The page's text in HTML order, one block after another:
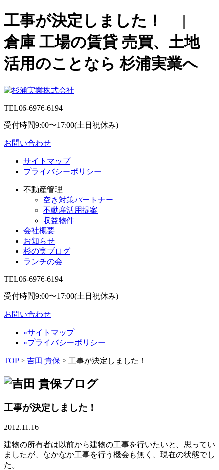
工事が決定しました！ |
倉庫 工場の賃貸 売買、土地
活用のことなら 杉浦実業へ
TEL06-6976-6194
受付時間9:00〜17:00(土日祝休み)
お問い合わせ
サイトマップ
プライバシーポリシー
不動産管理
空き対策パートナー
不動産活用提案
収益物件
会社概要
お知らせ
杉の実ブログ
ランチの会
TEL06-6976-6194
受付時間9:00〜17:00(土日祝休み)
お問い合わせ
»サイトマップ
»プライバシーポリシー
TOP> 吉田 貴保 > 工事が決定しました！
工事が決定しました！
2012.11.16
建物の所有者は以前から建物の工事を行いたいと、思ってい
ましたが、なかなか工事を行う機会も無く、現在の状態でし
た。